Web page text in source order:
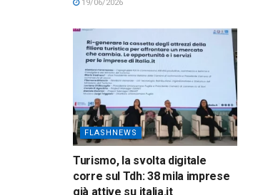
19/06/2026
FLASHNEWS
Turismo, la svolta digitale
corre sul Tdh: 38 mila imprese
già attive su italia.it